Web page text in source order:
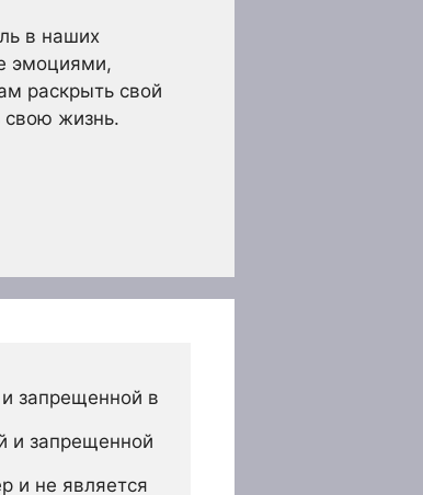
в наших
эмоциями,
раскрыть свой
жизнь.
запрещенной в
и запрещенной
и не является